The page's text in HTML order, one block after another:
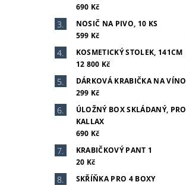
690 Kč
NOSIČ NA PIVO, 10 KS
599 Kč
KOSMETICKÝ STOLEK, 141CM
12 800 Kč
DÁRKOVÁ KRABIČKA NA VÍNO
299 Kč
ÚLOŽNÝ BOX SKLÁDANÝ, PRO
KALLAX
690 Kč
KRABIČKOVÝ PANT 1
20 Kč
SKŘÍŇKA PRO 4 BOXY